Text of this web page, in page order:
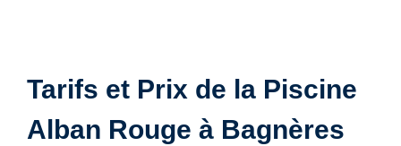
Tarifs et Prix de la Piscine
Alban Rouge à Bagnères